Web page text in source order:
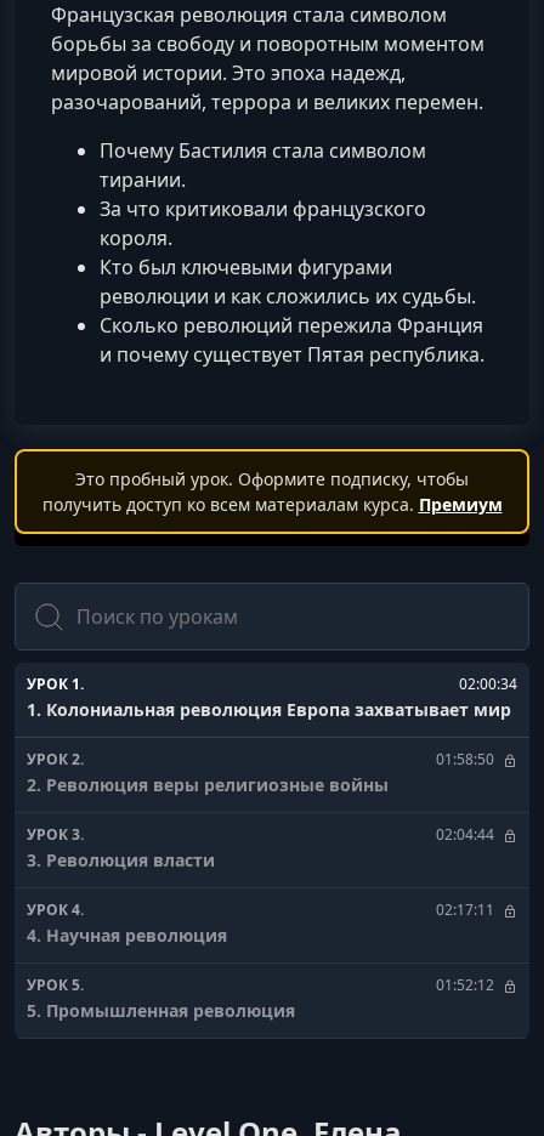
Французская революция стала символом
борьбы за свободу и поворотным моментом
мировой истории. Это эпоха надежд,
разочарований, террора и великих перемен.
Почему Бастилия стала символом
тирании.
За что критиковали французского
короля.
Кто был ключевыми фигурами
революции и как сложились их судьбы.
Сколько революций пережила Франция
и почему существует Пятая республика.
Это пробный урок. Оформите подписку, чтобы
получить доступ ко всем материалам курса. Премиум
Поиск
УРОК 1. 02:00:34
1. Колониальная революция Европа захватывает мир
УРОК 2. 01:58:50
2. Революция веры религиозные войны
УРОК 3. 02:04:44
3. Революция власти
УРОК 4. 02:17:11
4. Научная революция
УРОК 5. 01:52:12
5. Промышленная революция